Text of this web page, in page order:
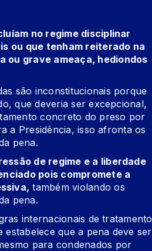
no regime disciplinar
ou que tenham reiterado na
ou grave ameaça, hediondos
são inconstitucionais porque
que deveria ser excepcional,
concreto do preso por
a Presidência, isso afronta os
pena.
de regime e a liberdade
pois compromete a
também violando os
pena.
internacionais de tratamento
que a pena deve ser
para condenados por